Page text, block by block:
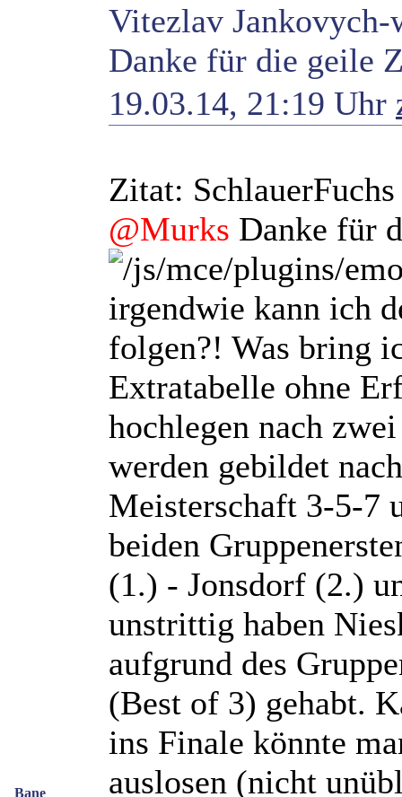
Vitezlav Jankovych-
Danke für die geile
Bane
19.03.14, 21:19 Uhr
Zitat: SchlauerFuchs
@Murks Danke für
irgendwie kann ich
folgen?! Was bring
Extratabelle ohne
hochlegen nach
werden gebildet
Meisterschaft 3-5-7
beiden
(1.) - Jonsdorf (2.)
unstrittig haben
aufgrund des
(Best of 3) gehabt.
ins Finale könnte
auslosen (nicht